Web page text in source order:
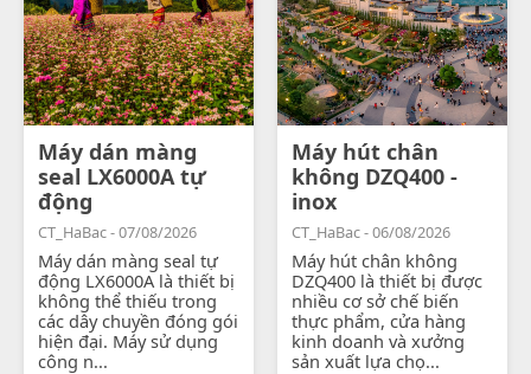
Máy dán màng
seal LX6000A tự
động
CT_HaBac - 07/08/2026
Máy dán màng seal tự
động LX6000A là thiết bị
không thể thiếu trong
các dây chuyền đóng gói
hiện đại. Máy sử dụng
công n...
Máy hút chân
không DZQ400 -
inox
CT_HaBac - 06/08/2026
Máy hút chân không
DZQ400 là thiết bị được
nhiều cơ sở chế biến
thực phẩm, cửa hàng
kinh doanh và xưởng
sản xuất lựa chọ...